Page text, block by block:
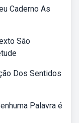
Caderno As
São
Dos Sentidos
Palavra é